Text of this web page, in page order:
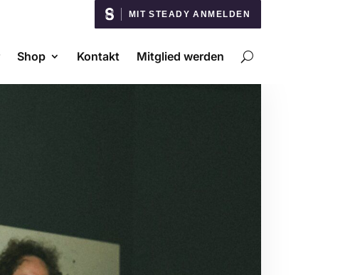
MIT STEADY ANMELDEN
Shop Kontakt Mitglied werden